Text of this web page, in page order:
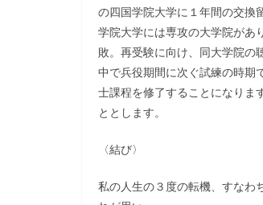
の四国学院大学に１年間の交換
学院大学には専攻の大学院があ
敗。再受験に向け、同大学院の
中で兵役期間に次ぐ試練の時期
士課程を修了することになりま
ととします。
〈結び〉
私の人生の３度の転機、すなわ